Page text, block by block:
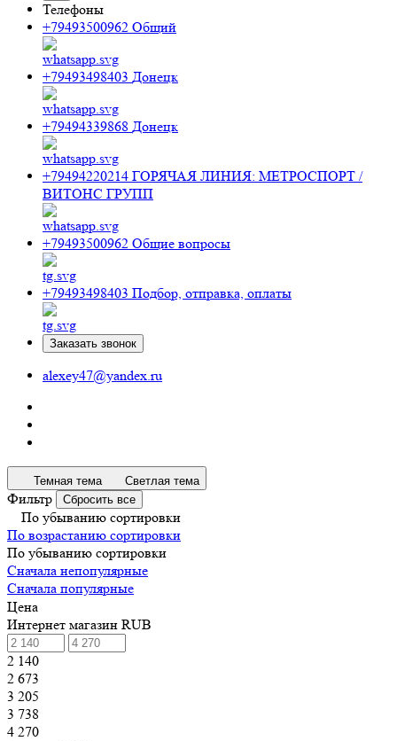
Телефоны
+79493500962 Общий
+79493498403 Донецк
+79494339868 Донецк
+79494220214 ГОРЯЧАЯ ЛИНИЯ: МЕТРОСПОРТ /
ВИТОНС ГРУПП
+79493500962 Общие вопросы
+79493498403 Подбор, отправка, оплаты
Заказать звонок
alexey47@yandex.ru
Темная тема Светлая тема
Фильтр Сбросить все
По убыванию сортировки
По возрастанию сортировки
По убыванию сортировки
Сначала непопулярные
Сначала популярные
Цена
Интернет магазин RUB
2 140
2 673
3 205
3 738
4 270